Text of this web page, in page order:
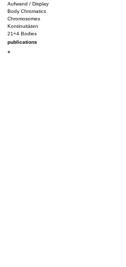
Aufwand / Display
Body Chromatics
Chromosomes
Kontinuitäten
21+4 Bodies
publications
+